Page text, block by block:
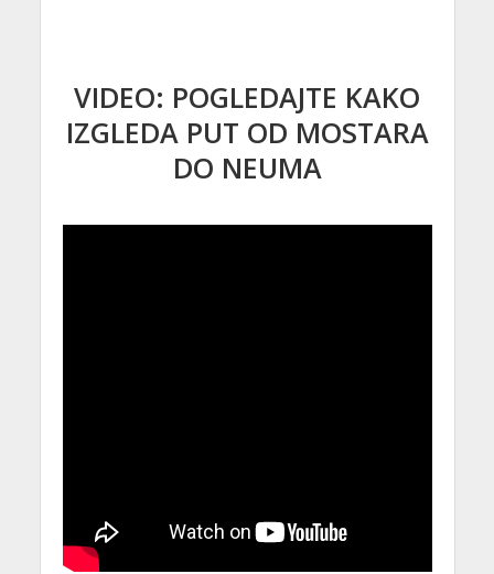
VIDEO: POGLEDAJTE KAKO
IZGLEDA PUT OD MOSTARA
DO NEUMA